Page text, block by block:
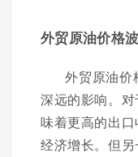
外贸原油价格
外贸原油价
深远的影响。
味着更高的出
经济增长。但